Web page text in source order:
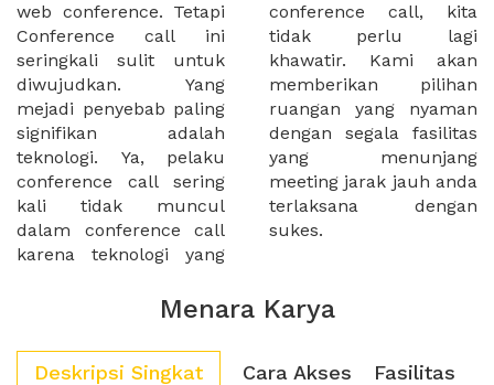
web conference. Tetapi
Conference call ini
seringkali sulit untuk
diwujudkan. Yang
mejadi penyebab paling
signifikan adalah
teknologi. Ya, pelaku
conference call sering
kali tidak muncul
dalam conference call
karena teknologi yang
conference call, kita
tidak perlu lagi
khawatir. Kami akan
memberikan pilihan
ruangan yang nyaman
dengan segala fasilitas
yang menunjang
meeting jarak jauh anda
terlaksana dengan
sukes.
Menara Karya
Deskripsi Singkat Cara Akses Fasilitas